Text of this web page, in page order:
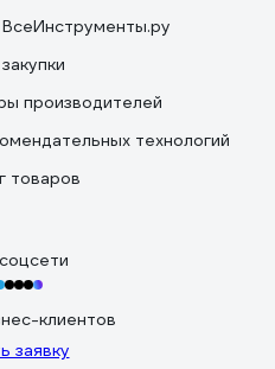
производителей
технологий
товаров
клиентов
заявку